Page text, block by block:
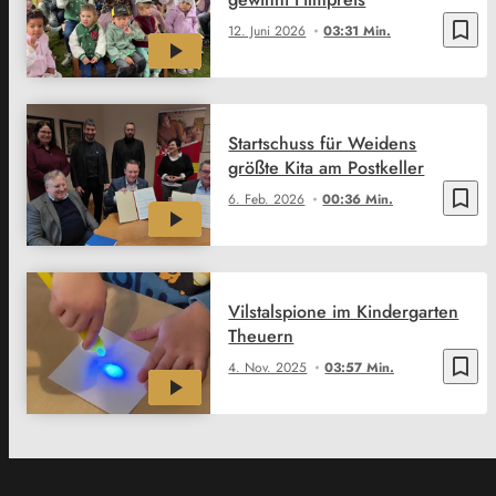
bookmark_border
12. Juni 2026 03:31 Min.
bookmark_border
6. Feb. 2026 00:36 Min.
Startschuss für Weidens
größte Kita am Postkeller
bookmark_border
4. Nov. 2025 03:57 Min.
Vilstalspione im Kindergarten
Theuern